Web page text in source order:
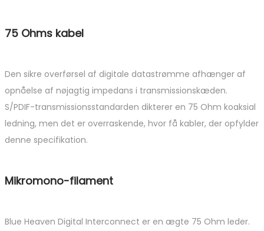
75 Ohms kabel
Den sikre overførsel af digitale datastrømme afhænger af
opnåelse af nøjagtig impedans i transmissionskæden.
S/PDIF-transmissionsstandarden dikterer en 75 Ohm koaksial
ledning, men det er overraskende, hvor få kabler, der opfylder
denne specifikation.
Mikromono-filament
Blue Heaven Digital Interconnect er en ægte 75 Ohm leder.